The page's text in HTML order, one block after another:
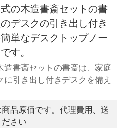
の木造書斎セットの書
デスクの引き出し付き
単なデスクトップノー
す。
造書斎セットの書斎は、家庭
引き出し付きデスクを備え
品原価です。代理費用、送
さい